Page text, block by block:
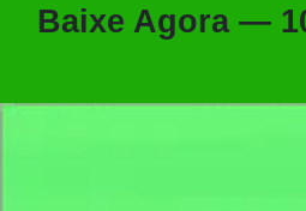
Baixe Agora —